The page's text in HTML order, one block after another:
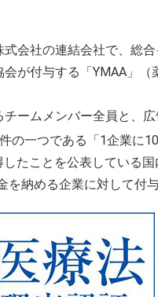
会社の連結会社で、総
が付与する「YMAA」
ームメンバー全員と、
の一つである「1企業に
たことを公表している
納める企業に対して付